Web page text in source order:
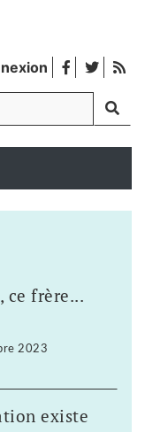
facebook
twitter
ce frère...
2023
existe